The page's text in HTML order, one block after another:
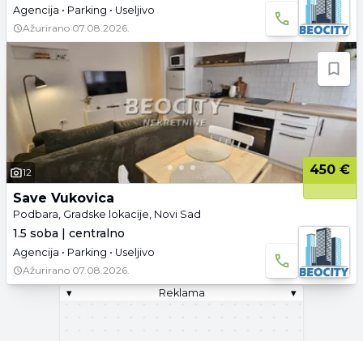
Agencija • Parking • Useljivo
Ažurirano 07.08.2026.
12
450 €
Save Vukovica
Podbara, Gradske lokacije, Novi Sad
1.5 soba | centralno
Agencija • Parking • Useljivo
Ažurirano 07.08.2026.
▾
Reklama ▾